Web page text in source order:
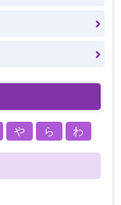
や ら わ